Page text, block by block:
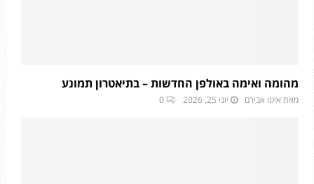
מהומה ואימה באולפן החדשות – בתיאטרון תמונע
מאת איטו אבירם יוני 25, 2026 0